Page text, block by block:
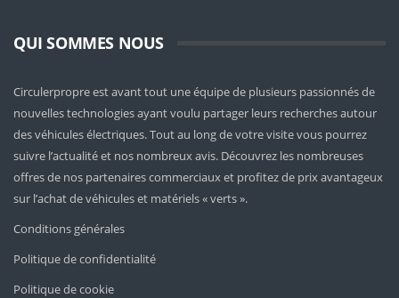
QUI SOMMES NOUS
Circulerpropre est avant tout une équipe de plusieurs passionnés de
nouvelles technologies ayant voulu partager leurs recherches autour
des véhicules électriques. Tout au long de votre visite vous pourrez
suivre l’actualité et nos nombreux avis. Découvrez les nombreuses
offres de nos partenaires commerciaux et profitez de prix avantageux
sur l’achat de véhicules et matériels « verts ».
Conditions générales
Politique de confidentialité
Politique de cookie